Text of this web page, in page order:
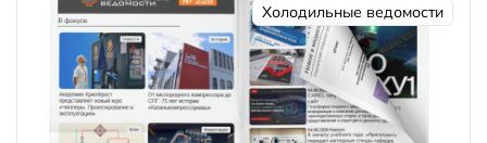
Холодильные ведомости